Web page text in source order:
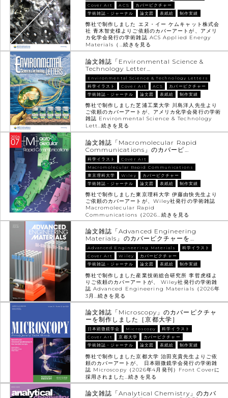
Cover Art
ACS
カバーピクチャー
学術雑誌・ジャーナル
論文図 表紙絵 制作実績
弊社で制作しました エヌ・イー ケムキャット株式会
社 青木智史様よりご依頼のカバーアートが、アメリ
カ化学会発行の学術雑誌 ACS Applied Energy
Materials（…続きを見る
論文雑誌「Environmental Science &
Technology Letter…
Environmental Science & Technology Letters
科学イラスト
Cover Art ACS
カバーピクチャー
学術雑誌・ジャーナル
論文図 表紙絵 制作実績
弊社で制作しました芝浦工業大学 川島洋人先生より
ご依頼のカバーアートが、アメリカ化学会発行の学術
雑誌 Environmental Science & Technology
Lett…続きを見る
論文雑誌「Macromolecular Rapid
Communications」のカバーピ…
科学イラスト
Cover Art
Macromolecular Rapid Communications
東京理科大学
Wiley
カバーピクチャー
学術雑誌・ジャーナル
論文図 表紙絵 制作実績
弊社で制作しました東京理科大学 伊藤由快先生より
ご依頼のカバーアートが、Wiley社発行の学術雑誌
Macromolecular Rapid
Communications（2026…続きを見る
論文雑誌「Advanced Engineering
Materials」のカバーピクチャーを…
Advanced Engineering Materials
科学イラスト
Cover Art
Wiley
カバーピクチャー
学術雑誌・ジャーナル
論文図 表紙絵 制作実績
弊社で制作しました産業技術総合研究所 李哲虎様よ
りご依頼のカバーアートが、 Wiley社発行の学術雑
誌 Advanced Engineering Materials（2026年
3月…続きを見る
論文雑誌「Microscopy」のカバーピクチャ
ーを制作しました［京都大学］
日本顕微鏡学会 Microscopy
科学イラスト
Cover Art
京都大学
カバーピクチャー
学術雑誌・ジャーナル
論文図 表紙絵 制作実績
弊社で制作しました京都大学 治田充貴先生よりご依
頼のカバーアートが、 日本顕微鏡学会発行の学術雑
誌 Microscopy（2026年4月発刊）Front Coverに
採用されました…続きを見る
論文雑誌「Analytical Chemistry」のカバ